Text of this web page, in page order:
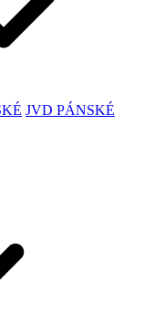
JVD PÁNSKÉ